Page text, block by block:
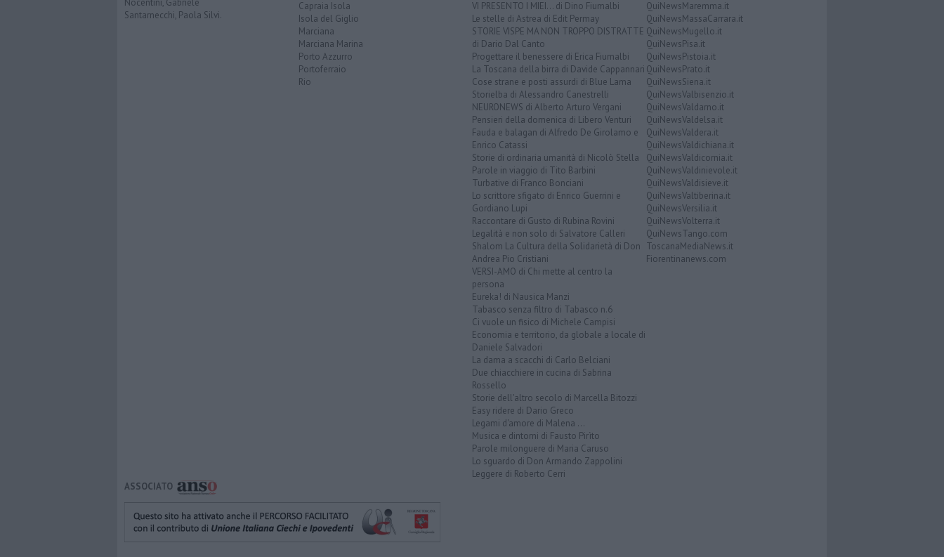
Nocentini, Gabriele
Santarnecchi, Paola Silvi.
Capraia Isola
Isola del Giglio
Marciana
Marciana Marina
Porto Azzurro
Portoferraio
Rio
VI PRESENTO I MIEI... di Dino Fiumalbi
Le stelle di Astrea di Edit Permay
STORIE VISPE MA NON TROPPO DISTRATTE
di Dario Dal Canto
Progettare il benessere di Erica Fiumalbi
La Toscana della birra di Davide Cappannari
Cose strane e posti assurdi di Blue Lama
Storielba di Alessandro Canestrelli
NEURONEWS di Alberto Arturo Vergani
Pensieri della domenica di Libero Venturi
Fauda e balagan di Alfredo De Girolamo e
Enrico Catassi
Storie di ordinaria umanità di Nicolò Stella
Parole in viaggio di Tito Barbini
Turbative di Franco Bonciani
Lo scrittore sfigato di Enrico Guerrini e
Gordiano Lupi
Raccontare di Gusto di Rubina Rovini
Legalità e non solo di Salvatore Calleri
Shalom La Cultura della Solidarietà di Don
Andrea Pio Cristiani
VERSI-AMO di Chi mette al centro la
persona
Eureka! di Nausica Manzi
Tabasco senza filtro di Tabasco n.6
Ci vuole un fisico di Michele Campisi
Economia e territorio, da globale a locale di
Daniele Salvadori
La dama a scacchi di Carlo Belciani
Due chiacchiere in cucina di Sabrina
Rossello
Storie dell'altro secolo di Marcella Bitozzi
Easy ridere di Dario Greco
Legami d'amore di Malena ...
Musica e dintorni di Fausto Pirìto
Parole milonguere di Maria Caruso
Lo sguardo di Don Armando Zappolini
Leggere di Roberto Cerri
QuiNewsMaremma.it
QuiNewsMassaCarrara.it
QuiNewsMugello.it
QuiNewsPisa.it
QuiNewsPistoia.it
QuiNewsPrato.it
QuiNewsSiena.it
QuiNewsValbisenzio.it
QuiNewsValdarno.it
QuiNewsValdelsa.it
QuiNewsValdera.it
QuiNewsValdichiana.it
QuiNewsValdicornia.it
QuiNewsValdinievole.it
QuiNewsValdisieve.it
QuiNewsValtiberina.it
QuiNewsVersilia.it
QuiNewsVolterra.it
QuiNewsTango.com
ToscanaMediaNews.it
Fiorentinanews.com
ASSOCIATO